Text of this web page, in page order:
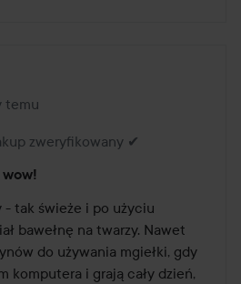
temu
utworzony 2 miesięcy temu
zweryfikowany ✔
tak świeże i po użyciu
bawełnę na twarzy. Nawet
do używania mgiełki, gdy
komputera i grają cały dzień,